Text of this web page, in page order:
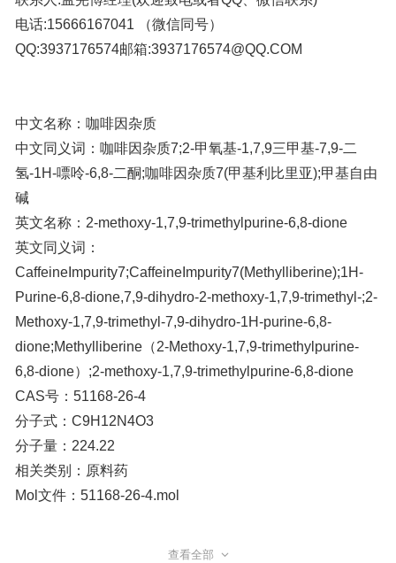
电话:15666167041 （微信同号）
QQ:3937176574邮箱:3937176574@QQ.COM
中文名称：咖啡因杂质
中文同义词：咖啡因杂质7;2-甲氧基-1,7,9三甲基-7,9-二
氢-1H-嘌呤-6,8-二酮;咖啡因杂质7(甲基利比里亚);甲基自由
碱
英文名称：2-methoxy-1,7,9-trimethylpurine-6,8-dione
英文同义词：
CaffeineImpurity7;CaffeineImpurity7(Methylliberine);1H-
Purine-6,8-dione,7,9-dihydro-2-methoxy-1,7,9-trimethyl-;2-
Methoxy-1,7,9-trimethyl-7,9-dihydro-1H-purine-6,8-
dione;Methylliberine（2-Methoxy-1,7,9-trimethylpurine-
6,8-dione）;2-methoxy-1,7,9-trimethylpurine-6,8-dione
CAS号：51168-26-4
分子式：C9H12N4O3
分子量：224.22
相关类别：原料药
Mol文件：51168-26-4.mol
查看全部